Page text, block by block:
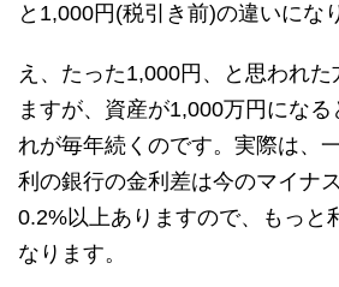
と1,000円(税引き前)の違いにな
え、たった1,000円、と思われ
ますが、資産が1,000万円にな
れが毎年続くのです。実際は、
利の銀行の金利差は今のマイナ
0.2%以上ありますので、もっと
なります。